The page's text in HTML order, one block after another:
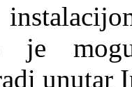
je
unutar